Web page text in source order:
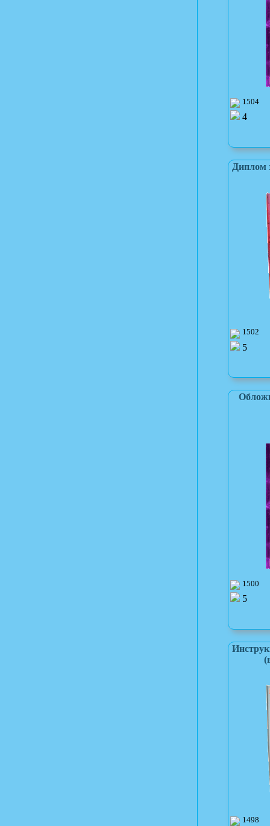
1504
4
Диплом
1502
5
1500
5
1498